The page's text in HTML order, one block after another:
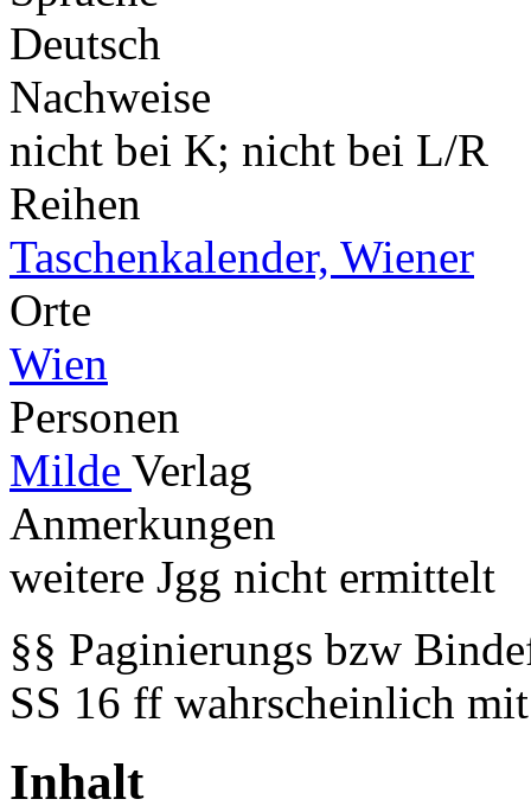
Deutsch
Nachweise
nicht bei K; nicht bei L/R
Reihen
Taschenkalender, Wiener
Orte
Wien
Personen
Milde Verlag
Anmerkungen
weitere Jgg nicht ermittelt
§§ Paginierungs bzw
SS 16 ff wahrscheinlich
Inhalt